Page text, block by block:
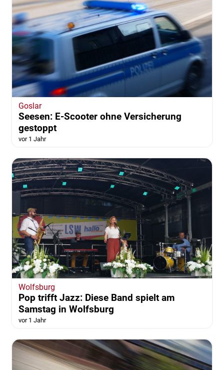
Goslar
Seesen: E-Scooter ohne Versicherung
gestoppt
vor 1 Jahr
Wolfsburg
Pop trifft Jazz: Diese Band spielt am
Samstag in Wolfsburg
vor 1 Jahr